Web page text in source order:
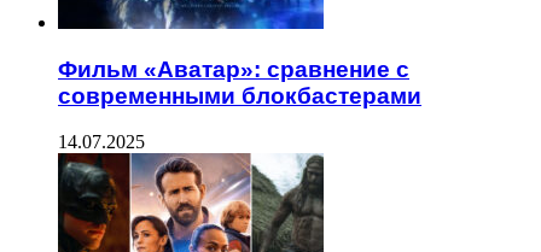
Фильм «Аватар»: сравнение с
современными блокбастерами
14.07.2025